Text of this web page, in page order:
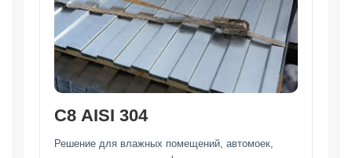
С8 AISI 304
Решение для влажных помещений, автомоек,